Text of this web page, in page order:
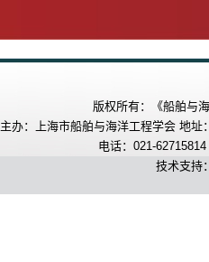
版权所有：《船舶与
主办：上海市船舶与海洋工程学会 地
电话：021-
技术支持